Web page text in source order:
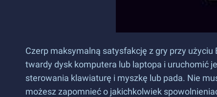
Czerp maksymalną satysfakcję z gry przy
twardy dysk komputera lub laptopa i uruchomić
sterowania klawiaturę i myszkę lub pada. Nie
możesz zapomnieć o jakichkolwiek